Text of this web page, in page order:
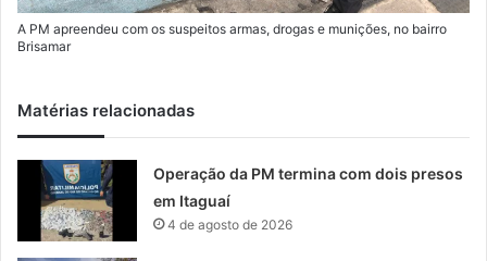
A PM apreendeu com os suspeitos armas, drogas e munições, no bairro
Brisamar
Matérias relacionadas
Operação da PM termina com dois presos
em Itaguaí
4 de agosto de 2026